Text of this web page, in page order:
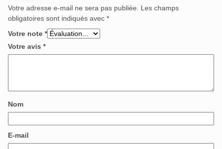
Votre adresse e-mail ne sera pas publiée.
Les champs
obligatoires sont indiqués avec *
Votre note *
Votre avis *
Nom
E-mail